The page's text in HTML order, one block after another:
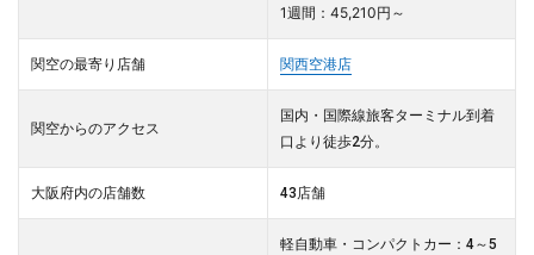
1週間：45,210円～
関空の最寄り店舗 関西空港店
関空からのアクセス
国内・国際線旅客ターミナル到着
口より徒歩2分。
大阪府内の店舗数 43店舗
軽自動車・コンパクトカー：4～5